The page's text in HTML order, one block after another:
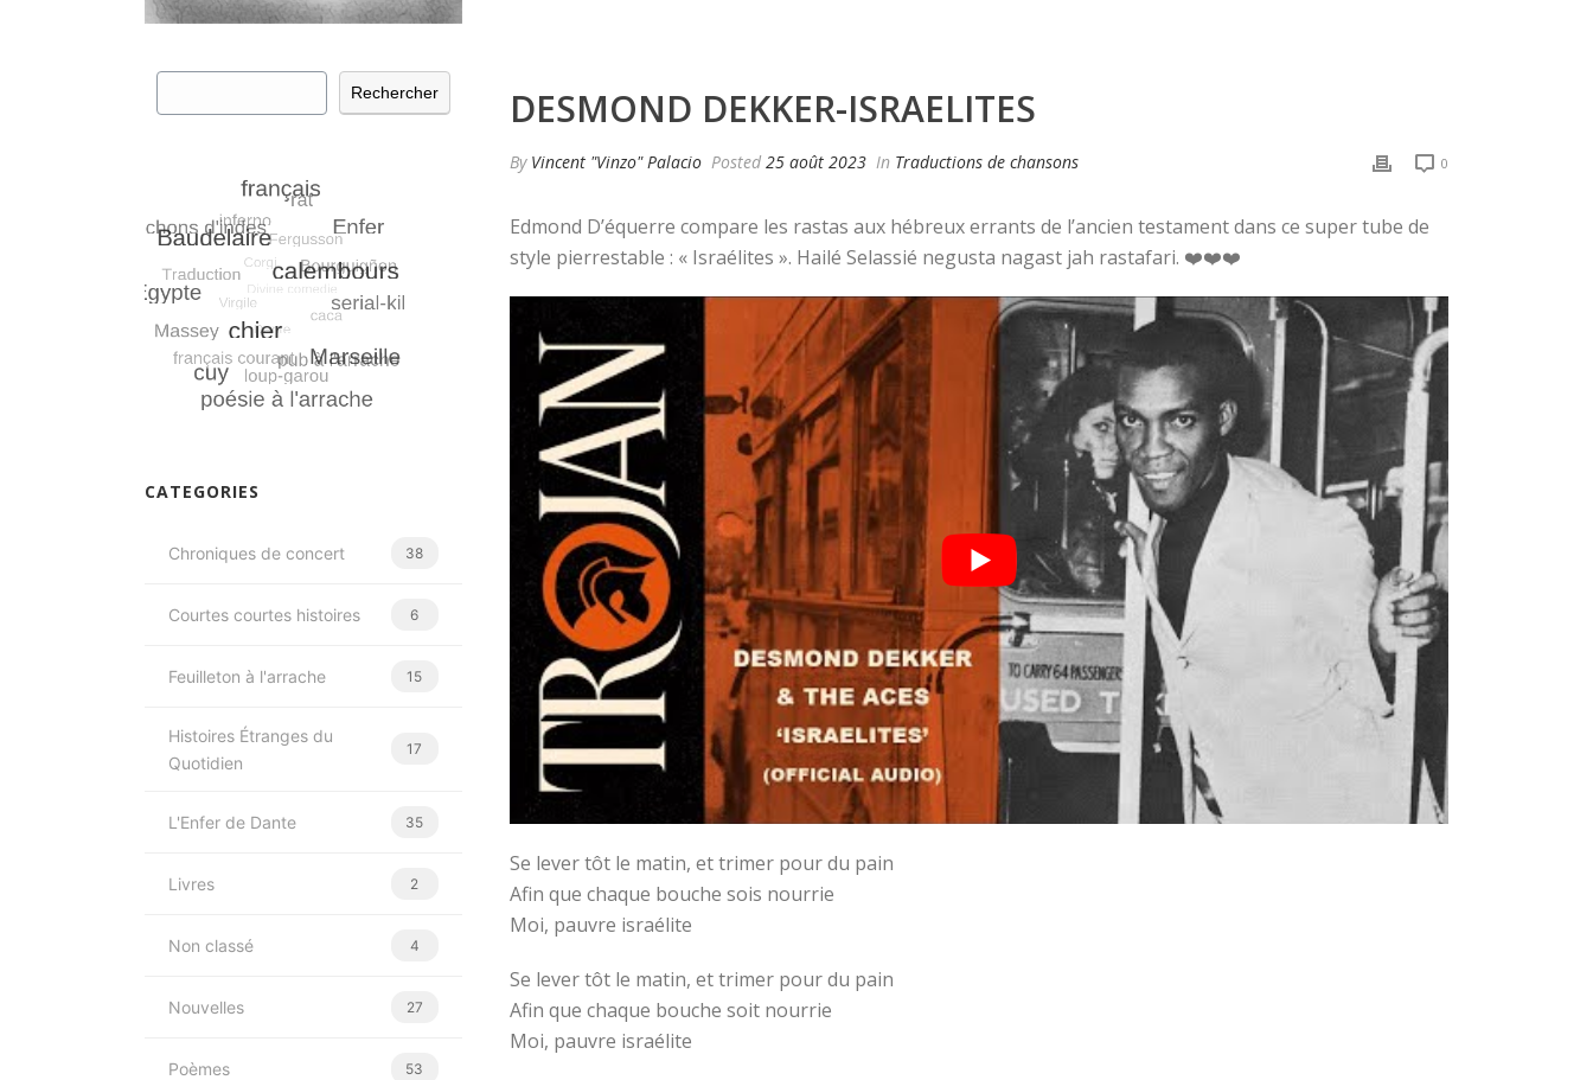
DESMOND DEKKER-ISRAELITES
By Vincent "Vinzo" Palacio Posted 25 août 2023 In Traductions de chansons 0
Edmond D’équerre compare les rastas aux hébreux errants de l’ancien testament dans ce super tube de
style pierrestable : « Israélites ». Hailé Selassié negusta nagast jah rastafari. ❤️❤️❤️
Se lever tôt le matin, et trimer pour du pain
Afin que chaque bouche sois nourrie
Moi, pauvre israélite
Se lever tôt le matin, et trimer pour du pain
Afin que chaque bouche soit nourrie
Moi, pauvre israélite
Rechercher
CATEGORIES
Chroniques de concert 38
Courtes courtes histoires 6
Feuilleton à l'arrache 15
Histoires Étranges du
Quotidien
17
L'Enfer de Dante 35
Livres 2
Non classé 4
Nouvelles 27
Poèmes 53